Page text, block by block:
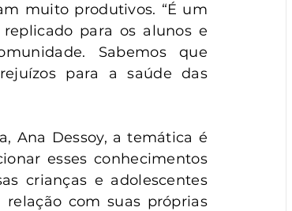
muito produtivos. “É um
para os alunos e
Sabemos que
para a saúde das
Ana Dessoy, a temática é
esses conhecimentos
crianças e adolescentes
com suas próprias